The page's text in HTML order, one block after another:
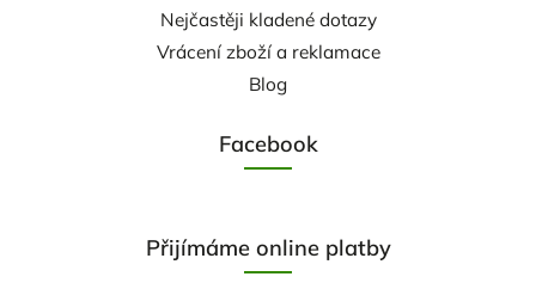
Nejčastěji kladené dotazy
Vrácení zboží a reklamace
Blog
Facebook
Přijímáme online platby